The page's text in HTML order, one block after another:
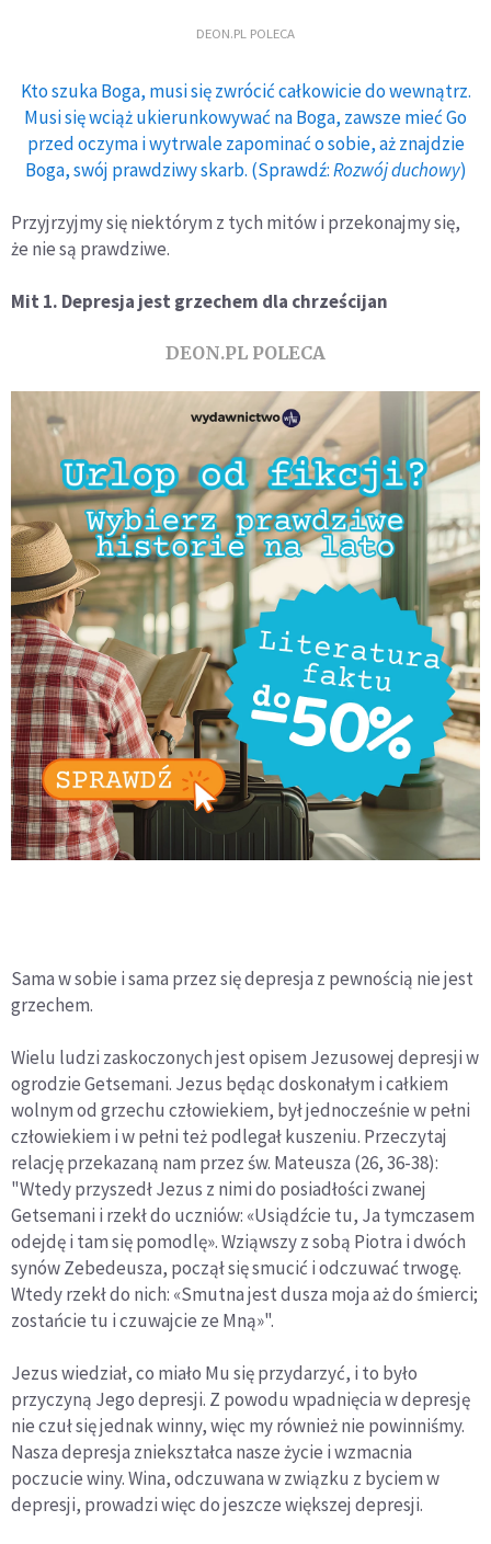
DEON.PL POLECA
Kto szuka Boga, musi się zwrócić całkowicie do wewnątrz.
Musi się wciąż ukierunkowywać na Boga, zawsze mieć Go
przed oczyma i wytrwale zapominać o sobie, aż znajdzie
Boga, swój prawdziwy skarb. (Sprawdź:Rozwój duchowy)
Przyjrzyjmy się niektórym z tych mitów i przekonajmy się,
że nie są prawdziwe.
Mit 1. Depresja jest grzechem dla chrześcijan
DEON.PL POLECA
Sama w sobie i sama przez się depresja z pewnością nie jest
grzechem.
Wielu ludzi zaskoczonych jest opisem Jezusowej depresji w
ogrodzie Getsemani. Jezus będąc doskonałym i całkiem
wolnym od grzechu człowiekiem, był jednocześnie w pełni
człowiekiem i w pełni też podlegał kuszeniu. Przeczytaj
relację przekazaną nam przez św. Mateusza (26, 36-38):
"Wtedy przyszedł Jezus z nimi do posiadłości zwanej
Getsemani i rzekł do uczniów: «Usiądźcie tu, Ja tymczasem
odejdę i tam się pomodlę». Wziąwszy z sobą Piotra i dwóch
synów Zebedeusza, począł się smucić i odczuwać trwogę.
Wtedy rzekł do nich: «Smutna jest dusza moja aż do śmierci;
zostańcie tu i czuwajcie ze Mną»".
Jezus wiedział, co miało Mu się przydarzyć, i to było
przyczyną Jego depresji. Z powodu wpadnięcia w depresję
nie czuł się jednak winny, więc my również nie powinniśmy.
Nasza depresja zniekształca nasze życie i wzmacnia
poczucie winy. Wina, odczuwana w związku z byciem w
depresji, prowadzi więc do jeszcze większej depresji.